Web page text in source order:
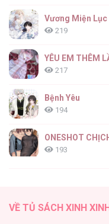
Vương Miện Lục
219
YÊU EM THÊM
217
Bệnh Yêu
194
ONESHOT
193
VỀ TỦ SÁCH XINH XINH